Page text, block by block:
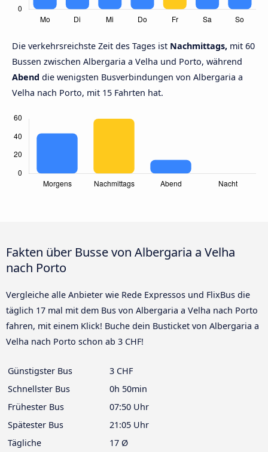
Die verkehrsreichste Zeit des Tages ist Nachmittags, mit 60
Bussen zwischen Albergaria a Velha und Porto, während
Abend die wenigsten Busverbindungen von Albergaria a
Velha nach Porto, mit 15 Fahrten hat.
Fakten über Busse von Albergaria a Velha
nach Porto
Vergleiche alle Anbieter wie Rede Expressos und FlixBus die
täglich 17 mal mit dem Bus von Albergaria a Velha nach Porto
fahren, mit einem Klick! Buche dein Busticket von Albergaria a
Velha nach Porto schon ab 3 CHF!
Günstigster Bus
3 CHF
Schnellster Bus
0h 50min
Frühester Bus
07:50 Uhr
Spätester Bus
21:05 Uhr
Tägliche
17 Ø